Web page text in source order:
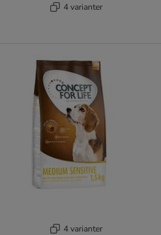
4 varianter
4 varianter